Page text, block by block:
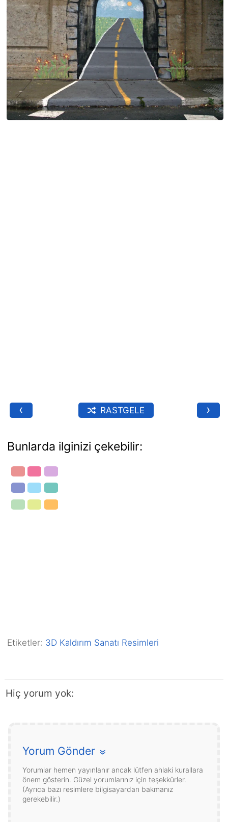
‹ ›
RASTGELE
Bunlarda ilginizi çekebilir:
Etiketler: 3D Kaldırım Sanatı Resimleri
Hiç yorum yok:
Yorum Gönder »
Yorumlar hemen yayınlanır ancak lütfen ahlaki kurallara
önem gösterin. Güzel yorumlarınız için teşekkürler.
(Ayrıca bazı resimlere bilgisayardan bakmanız
gerekebilir.)